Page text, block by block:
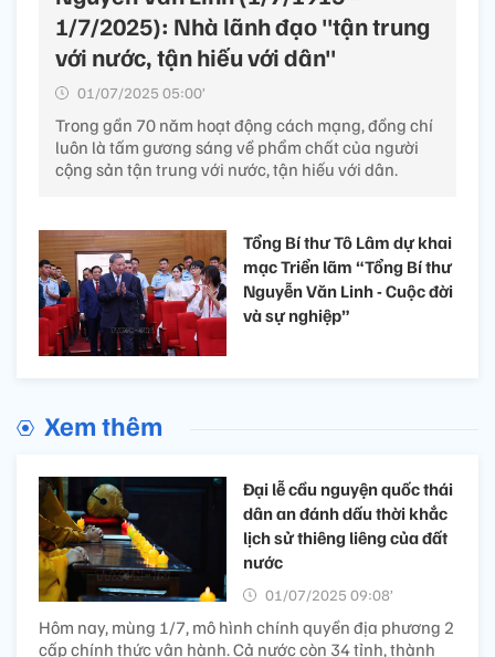
1/7/2025): Nhà lãnh đạo "tận trung
với nước, tận hiếu với dân"
01/07/2025 05:00’
Trong gần 70 năm hoạt động cách mạng, đồng chí
luôn là tấm gương sáng về phẩm chất của người
cộng sản tận trung với nước, tận hiếu với dân.
Tổng Bí thư Tô Lâm dự khai
mạc Triển lãm “Tổng Bí thư
Nguyễn Văn Linh - Cuộc đời
và sự nghiệp”
Xem thêm
Đại lễ cầu nguyện quốc thái
dân an đánh dấu thời khắc
lịch sử thiêng liêng của đất
nước
01/07/2025 09:08’
Hôm nay, mùng 1/7, mô hình chính quyền địa phương 2
cấp chính thức vận hành. Cả nước còn 34 tỉnh, thành